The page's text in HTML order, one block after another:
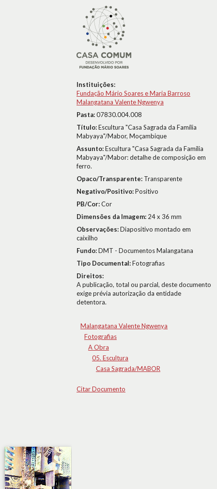
Instituições:
Fundação Mário Soares e Maria Barroso
Malangatana Valente Ngwenya
Pasta:07830.004.008
Título:Escultura "Casa Sagrada da Família
Mabyaya"/Mabor, Moçambique
Assunto:Escultura "Casa Sagrada da Família
Mabyaya"/Mabor: detalhe de composição em
ferro.
Opaco/Transparente: Transparente
Negativo/Positivo:Positivo
PB/Cor:Cor
Dimensões da Imagem: 24 x 36 mm
Observações:Diapositivo montado em
caixilho
Fundo:DMT - Documentos Malangatana
Tipo Documental:Fotografias
Direitos:
A publicação, total ou parcial, deste documento
exige prévia autorização da entidade
detentora.
Malangatana Valente Ngwenya
Fotografias
A Obra
05. Escultura
Casa Sagrada/MABOR
Citar Documento